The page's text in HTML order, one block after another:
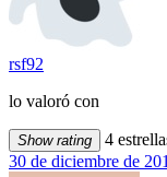
rsf92
lo valoró con
Show rating
4
30 de diciembre de